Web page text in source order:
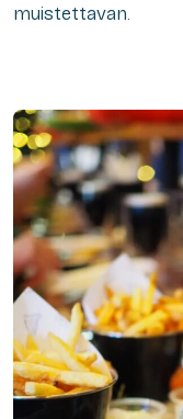
muistettavan.